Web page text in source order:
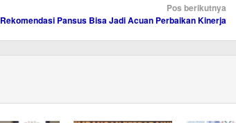
Pos berikutnya
Rekomendasi Pansus Bisa Jadi Acuan Perbaikan Kinerja